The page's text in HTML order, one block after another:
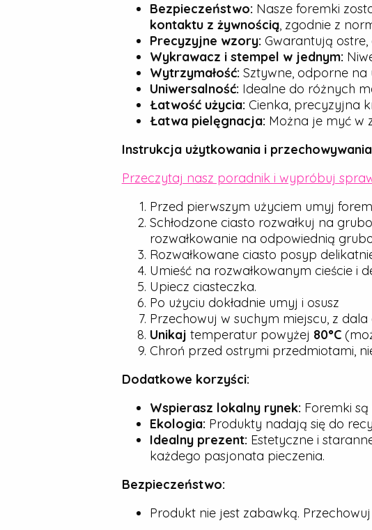
Bezpieczeństwo: Nasze foremki
kontaktu z żywnością, zgodnie z
Precyzyjne wzory: Gwarantują ostre,
Wykrawacz i stempel w jednym:
Wytrzymałość: Sztywne, odporne na
Uniwersalność: Idealne do różnych
Łatwość użycia: Cienka, precyzyjna
Łatwa pielęgnacja: Można je myć w
Instrukcja użytkowania i
Przeczytaj nasz poradnik i wypróbuj
Przed pierwszym użyciem umyj
Schłodzone ciasto rozwałkuj na
rozwałkowanie na odpowiednią
Rozwałkowane ciasto posyp
Umieść na rozwałkowanym cieście i
Upiecz ciasteczka.
Po użyciu dokładnie umyj i osusz
Przechowuj w suchym miejscu, z
Unikaj temperatur powyżej 80°C
Chroń przed ostrymi przedmiotami,
Dodatkowe korzyści:
Wspierasz lokalny rynek: Foremki
Ekologia: Produkty nadają się do
Idealny prezent: Estetyczne i
każdego pasjonata pieczenia.
Bezpieczeństwo:
Produkt nie jest zabawką.